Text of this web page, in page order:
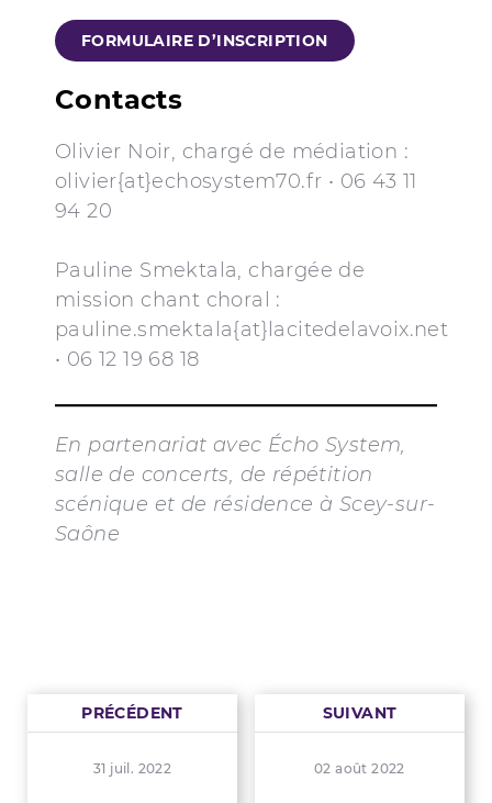
FORMULAIRE D’INSCRIPTION
Contacts
Olivier Noir, chargé de médiation :
olivier{at}echosystem70.fr • 06 43 11
94 20
Pauline Smektala, chargée de
mission chant choral :
pauline.smektala{at}lacitedelavoix.net
• 06 12 19 68 18
En partenariat avec Écho System,
salle de concerts, de répétition
scénique et de résidence à Scey-sur-
Saône
PRÉCÉDENT
31 juil. 2022
SUIVANT
02 août 2022